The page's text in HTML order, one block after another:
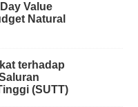
Value
Natural
terhadap
(SUTT)